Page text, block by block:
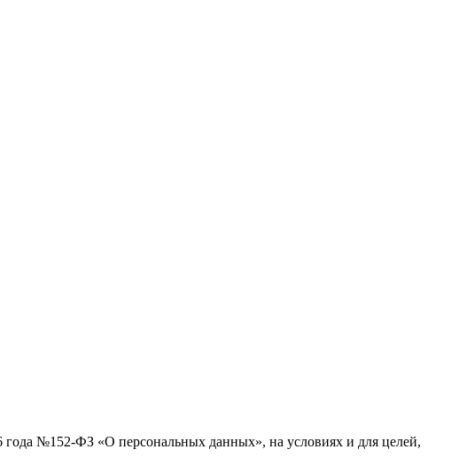
года №152-ФЗ «О персональных данных», на условиях и для целей,